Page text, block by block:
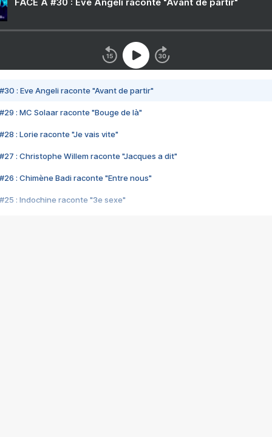
FACE A #30 : Eve Angeli raconte "Avant de partir"
#30 : Eve Angeli raconte "Avant de partir"
#29 : MC Solaar raconte "Bouge de là"
#28 : Lorie raconte "Je vais vite"
#27 : Christophe Willem raconte "Jacques a dit"
#26 : Chimène Badi raconte "Entre nous"
#25 : Indochine raconte "3e sexe"